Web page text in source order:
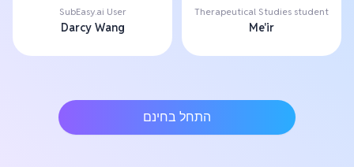
Therapeutical Studies student
Me'ir
SubEasy.ai User
Darcy Wang
התחל בחינם